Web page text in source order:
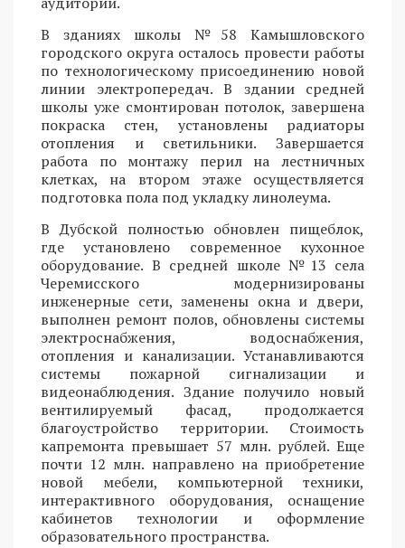
В зданиях школы №58 Камышловского
городского округа осталось провести работы
по технологическому присоединению новой
линии электропередач. В здании средней
школы уже смонтирован потолок, завершена
покраска стен, установлены радиаторы
отопления и светильники. Завершается
работа по монтажу перил на лестничных
клетках, на втором этаже осуществляется
подготовка пола под укладку линолеума.
В Дубской полностью обновлен пищеблок,
где установлено современное кухонное
оборудование. В средней школе №13 села
Черемисского модернизированы
инженерные сети, заменены окна и двери,
выполнен ремонт полов, обновлены системы
электроснабжения, водоснабжения,
отопления и канализации. Устанавливаются
системы пожарной сигнализации и
видеонаблюдения. Здание получило новый
вентилируемый фасад, продолжается
благоустройство территории. Стоимость
капремонта превышает 57 млн. рублей. Еще
почти 12 млн. направлено на приобретение
новой мебели, компьютерной техники,
интерактивного оборудования, оснащение
кабинетов технологии и оформление
образовательного пространства.